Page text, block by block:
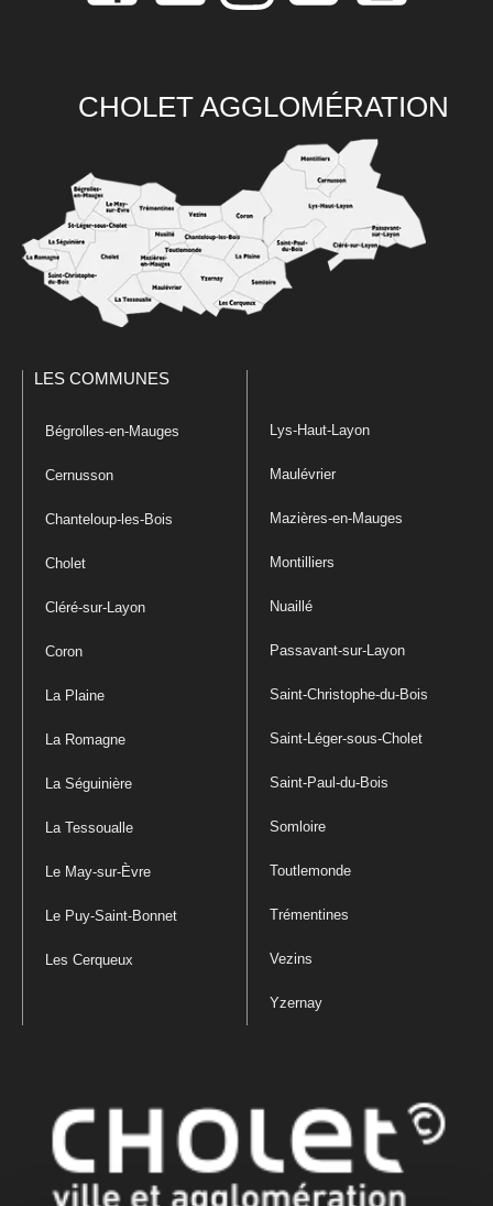
CHOLET AGGLOMÉRATION
LES COMMUNES
Bégrolles-en-Mauges
Cernusson
Chanteloup-les-Bois
Cholet
Cléré-sur-Layon
Coron
La Plaine
La Romagne
La Séguinière
La Tessoualle
Le May-sur-Èvre
Le Puy-Saint-Bonnet
Les Cerqueux
Lys-Haut-Layon
Maulévrier
Mazières-en-Mauges
Montilliers
Nuaillé
Passavant-sur-Layon
Saint-Christophe-du-Bois
Saint-Léger-sous-Cholet
Saint-Paul-du-Bois
Somloire
Toutlemonde
Trémentines
Vezins
Yzernay